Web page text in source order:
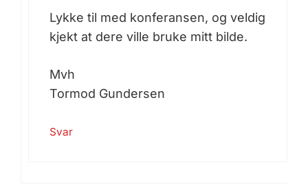
Lykke til med konferansen, og veldig
kjekt at dere ville bruke mitt bilde.
Mvh
Tormod Gundersen
Svar